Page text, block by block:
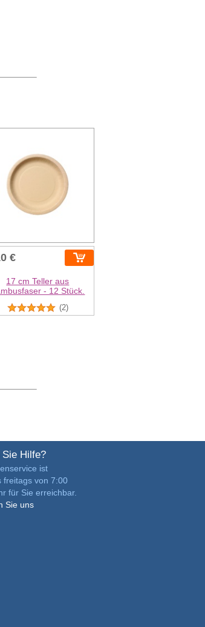
€
17 cm Teller aus
- 12 Stück.
(2)
Sie Hilfe?
ist
freitags von 7:00
für Sie erreichbar.
Sie uns